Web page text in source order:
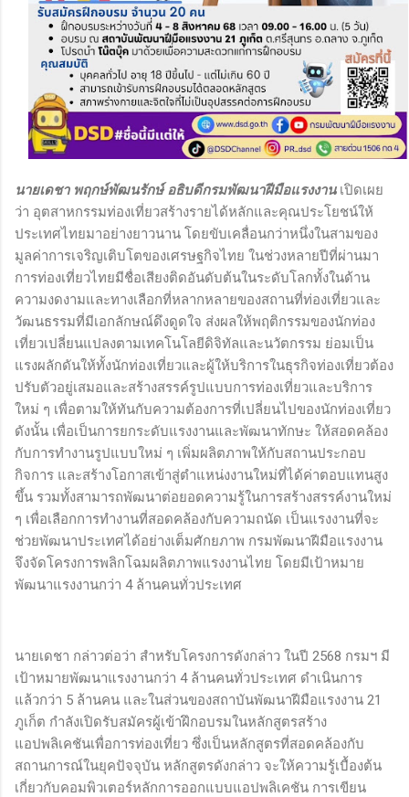
นายเดชา พฤกษ์พัฒนรักษ์ อธิบดีกรมพัฒนาฝีมือแรงงานเปิดเผย
ว่า อุตสาหกรรมท่องเที่ยวสร้างรายได้หลักและคุณประโยชน์ให้
ประเทศไทยมาอย่างยาวนาน โดยขับเคลื่อนกว่าหนึ่งในสามของ
มูลค่าการเจริญเติบโตของเศรษฐกิจไทย ในช่วงหลายปีที่ผ่านมา
การท่องเที่ยวไทยมีชื่อเสียงติดอันดับต้นในระดับโลกทั้งในด้าน
ความงดงามและทางเลือกที่หลากหลายของสถานที่ท่องเที่ยวและ
วัฒนธรรมที่มีเอกลักษณ์ดึงดูดใจ ส่งผลให้พฤติกรรมของนักท่อง
เที่ยวเปลี่ยนแปลงตามเทคโนโลยีดิจิทัลและนวัตกรรม ย่อมเป็น
แรงผลักดันให้ทั้งนักท่องเที่ยวและผู้ให้บริการในธุรกิจท่องเที่ยวต้อง
ปรับตัวอยู่เสมอและสร้างสรรค์รูปแบบการท่องเที่ยวและบริการ
ใหม่ ๆ เพื่อตามให้ทันกับความต้องการที่เปลี่ยนไปของนักท่องเที่ยว
ดังนั้น เพื่อเป็นการยกระดับแรงงานและพัฒนาทักษะ ให้สอดคล้อง
กับการทำงานรูปแบบใหม่ ๆ เพิ่มผลิตภาพให้กับสถานประกอบ
กิจการ และสร้างโอกาสเข้าสู่ตำแหน่งงานใหม่ที่ได้ค่าตอบแทนสูง
ขึ้น รวมทั้งสามารถพัฒนาต่อยอดความรู้ในการสร้างสรรค์งานใหม่
ๆ เพื่อเลือกการทำงานที่สอดคล้องกับความถนัด เป็นแรงงานที่จะ
ช่วยพัฒนาประเทศได้อย่างเต็มศักยภาพ กรมพัฒนาฝีมือแรงงาน
จึงจัดโครงการพลิกโฉมผลิตภาพแรงงานไทย โดยมีเป้าหมาย
พัฒนาแรงงานกว่า 4 ล้านคนทั่วประเทศ
นายเดชา กล่าวต่อว่า สำหรับโครงการดังกล่าว ในปี 2568 กรมฯ มี
เป้าหมายพัฒนาแรงงานกว่า 4 ล้านคนทั่วประเทศ ดำเนินการ
แล้วกว่า 5 ล้านคน และในส่วนของสถาบันพัฒนาฝีมือแรงงาน 21
ภูเก็ต กำลังเปิดรับสมัครผู้เข้าฝึกอบรมในหลักสูตรสร้าง
แอปพลิเคชันเพื่อการท่องเที่ยว ซึ่งเป็นหลักสูตรที่สอดคล้องกับ
สถานการณ์ในยุคปัจจุบัน หลักสูตรดังกล่าว จะให้ความรู้เบื้องต้น
เกี่ยวกับคอมพิวเตอร์หลักการออกแบบแอปพลิเคชัน การเขียน